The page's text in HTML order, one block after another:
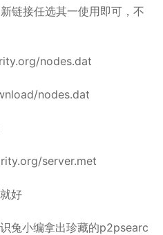
链接任选其一使用即可，不
nodes.dat
nodes.dat
server.met
好
兔小编拿出珍藏的p2psearc